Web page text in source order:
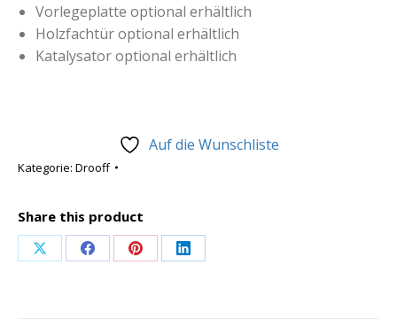
Vorlegeplatte optional erhältlich
Holzfachtür optional erhältlich
Katalysator optional erhältlich
Auf die Wunschliste
Kategorie: Drooff
Share this product
Share Share Share Share